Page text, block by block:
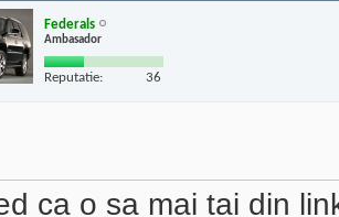
Federals
Ambasador
Reputatie: 36
ca o sa mai tai din